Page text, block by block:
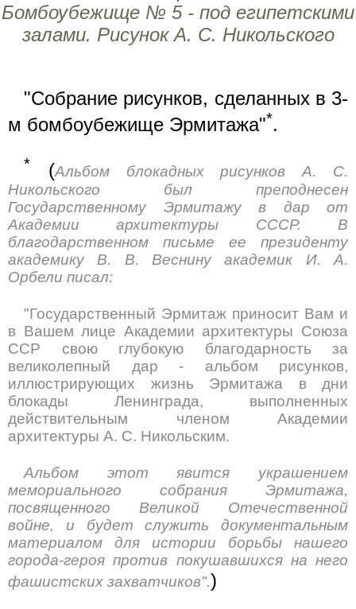
Бомбоубежище № 5 - под египетскими
залами. Рисунок А. С. Никольского
"Собрание рисунков, сделанных в 3-
м бомбоубежище Эрмитажа"*.
* (Альбом блокадных рисунков А. С.
Никольского был преподнесен
Государственному Эрмитажу в дар от
Академии архитектуры СССР. В
благодарственном письме ее президенту
академику В. В. Веснину академик И. А.
Орбели писал:
"Государственный Эрмитаж приносит Вам и
в Вашем лице Академии архитектуры Союза
ССР свою глубокую благодарность за
великолепный дар - альбом рисунков,
иллюстрирующих жизнь Эрмитажа в дни
блокады Ленинграда, выполненных
действительным членом Академии
архитектуры А. С. Никольским.
Альбом этот явится украшением
мемориального собрания Эрмитажа,
посвященного Великой Отечественной
войне, и будет служить документальным
материалом для истории борьбы нашего
города-героя против покушавшихся на него
фашистских захватчиков".)